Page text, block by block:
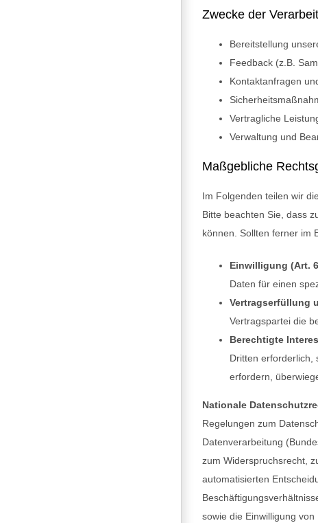
Zwecke der
Bereitstellung
Feedback (z.B.
Kontaktanfragen
Vertragliche
Verwaltung und
Maßgebliche
Im Folgenden teilen wir
Bitte beachten Sie, dass
können. Sollten ferner im
Einwilligung (Art.
Daten für einen
Vertragserfüllung
Vertragspartei die
Berechtigte
Dritten erforderlich,
erfordern,
Nationale
Regelungen zum
Datenverarbeitung
zum Widerspruchsrecht,
automatisierten
sowie die Einwilligung